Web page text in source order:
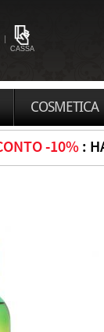
CASSA
COSMETICA
-10% :